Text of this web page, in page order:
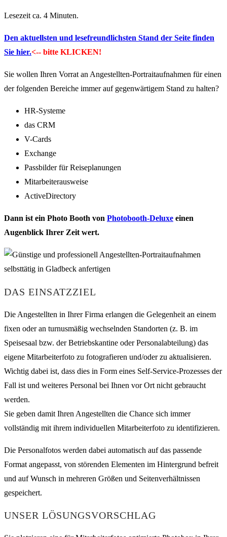
Lesezeit ca. 4 Minuten.
Den aktuellsten und lesefreundlichsten Stand der Seite finden
Sie hier.<-- bitte KLICKEN!
Sie wollen Ihren Vorrat an Angestellten-Portraitaufnahmen für einen
der folgenden Bereiche immer auf gegenwärtigem Stand zu halten?
HR-Systeme
das CRM
V-Cards
Exchange
Passbilder für Reiseplanungen
Mitarbeiterausweise
ActiveDirectory
Dann ist ein Photo Booth von Photobooth-Deluxe einen
Augenblick Ihrer Zeit wert.
DAS EINSATZZIEL
Die Angestellten in Ihrer Firma erlangen die Gelegenheit an einem
fixen oder an turnusmäßig wechselnden Standorten (z. B. im
Speisesaal bzw. der Betriebskantine oder Personalabteilung) das
eigene Mitarbeiterfoto zu fotografieren und/oder zu aktualisieren.
Wichtig dabei ist, dass dies in Form eines Self-Service-Prozesses der
Fall ist und weiteres Personal bei Ihnen vor Ort nicht gebraucht
werden.
Sie geben damit Ihren Angestellten die Chance sich immer
vollständig mit ihrem individuellen Mitarbeiterfoto zu identifizieren.
Die Personalfotos werden dabei automatisch auf das passende
Format angepasst, von störenden Elementen im Hintergrund befreit
und auf Wunsch in mehreren Größen und Seitenverhältnissen
gespeichert.
UNSER LÖSUNGSVORSCHLAG